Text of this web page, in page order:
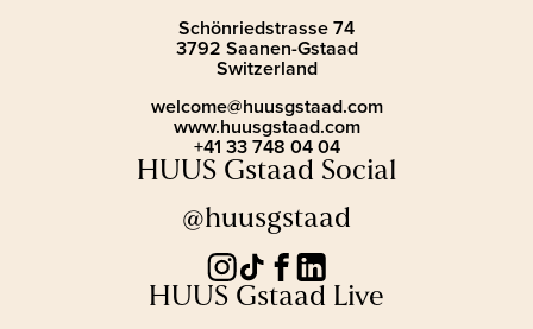
Schönriedstrasse 74
3792 Saanen-Gstaad
Switzerland
welcome@huusgstaad.com
www.huusgstaad.com
+41 33 748 04 04
HUUS Gstaad Social
@huusgstaad
HUUS Gstaad Live